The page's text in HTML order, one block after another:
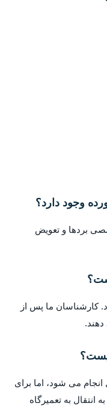
وجود دارد؟
بردها و تعویض
کارشناسان ما پس از
می شود، اما برای
انتقال به تعمیرگاه